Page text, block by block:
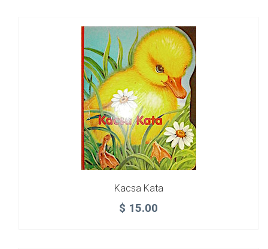
Kacsa Kata
$ 15.00